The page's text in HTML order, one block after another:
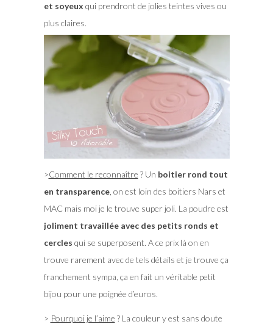
et soyeux qui prendront de jolies teintes vives ou
plus claires.
>Comment le reconnaître ? Un boitier rond tout
en transparence, on est loin des boitiers Nars et
MAC mais moi je le trouve super joli. La poudre est
joliment travaillée avec des petits ronds et
cercles qui se superposent. A ce prix là on en
trouve rarement avec de tels détails et je trouve ça
franchement sympa, ça en fait un véritable petit
bijou pour une poignée d’euros.
> Pourquoi je l’aime ? La couleur y est sans doute